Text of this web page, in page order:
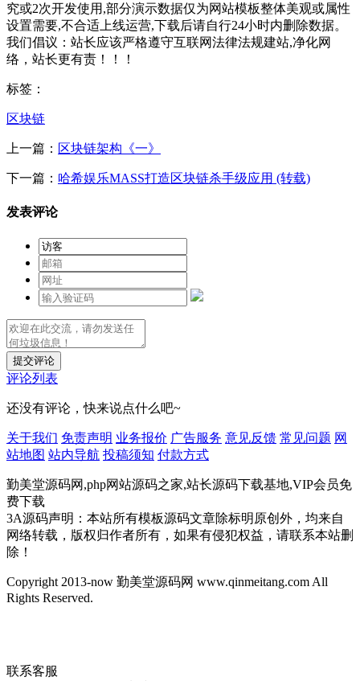
究或2次开发使用,部分演示数据仅为网站模板整体美观或属性
设置需要,不合适上线运营,下载后请自行24小时内删除数据。
我们倡议：站长应该严格遵守互联网法律法规建站,净化网
络，站长更有责！！！
标签：
区块链
上一篇： 区块链架构《一》
下一篇： 哈希娱乐MASS打造区块链杀手级应用 (转载)
发表评论
提交评论
评论列表
还没有评论，快来说点什么吧~
关于我们 免责声明 业务报价 广告服务 意见反馈 常见问题 网
站地图 站内导航 投稿须知 付款方式
勤美堂源码网,php网站源码之家,站长源码下载基地,VIP会员免
费下载
3A源码声明：本站所有模板源码文章除标明原创外，均来自
网络转载，版权归作者所有，如果有侵犯权益，请联系本站删
除！
Copyright 2013-now 勤美堂源码网 www.qinmeitang.com All
Rights Reserved.
联系客服